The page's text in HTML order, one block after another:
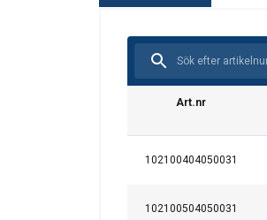
Art.nr
102100404050031
102100504050031